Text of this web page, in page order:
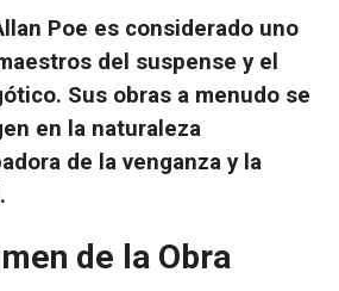
Poe es considerado uno
del suspense y el
Sus obras a menudo se
en la naturaleza
de la venganza y la
de la Obra